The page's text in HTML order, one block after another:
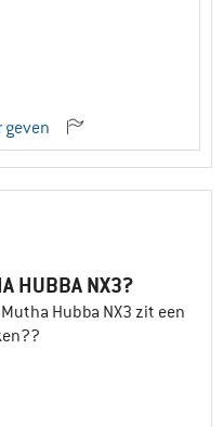
geven
HUBBA NX3?
Hubba NX3 zit een